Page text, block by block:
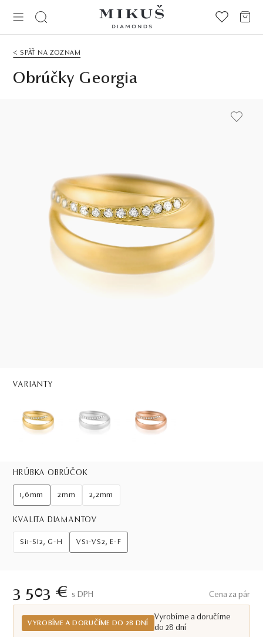
< SPÄŤ NA ZOZNAM
Obrúčky Georgia
VARIANTY
HRÚBKA OBRÚČOK
1,6mm 2mm 2,2mm
KVALITA DIAMANTOV
Si1-SI2, G-H VS1-VS2, E-F
3 503 € S DPH Cena za pár
VYROBÍME A DORUČÍME DO 28 DNÍ
Vyrobíme a doručíme
do 28 dní